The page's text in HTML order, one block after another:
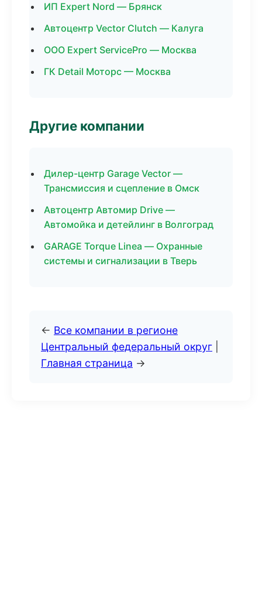
ИП Expert Nord — Брянск
Автоцентр Vector Clutch — Калуга
ООО Expert ServicePro — Москва
ГК Detail Моторс — Москва
Другие компании
Дилер-центр Garage Vector —
Трансмиссия и сцепление в Омск
Автоцентр Автомир Drive —
Автомойка и детейлинг в Волгоград
GARAGE Torque Linea — Охранные
системы и сигнализации в Тверь
← Все компании в регионе
Центральный федеральный округ
Главная страница →